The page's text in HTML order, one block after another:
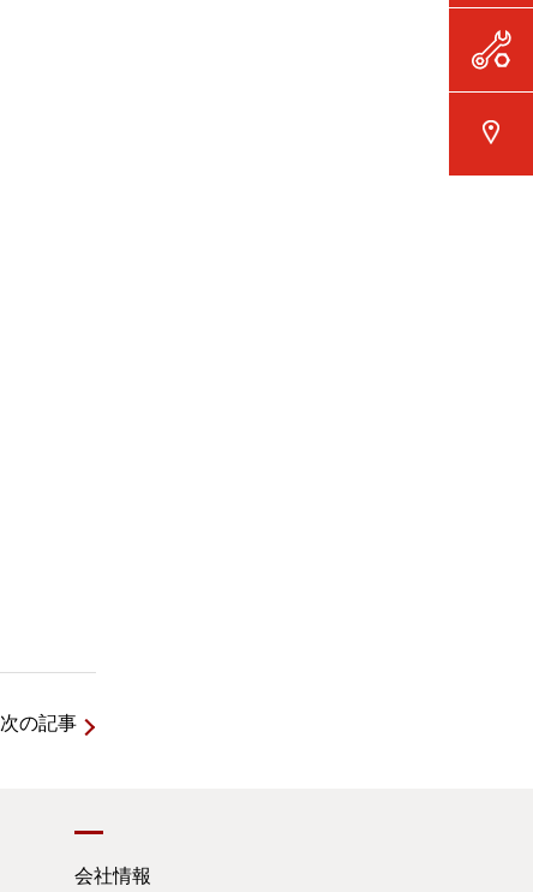
次の記事
会社情報